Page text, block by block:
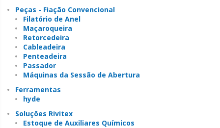
Peças - Fiação Convencional
Filatório de Anel
Maçaroqueira
Retorcedeira
Cableadeira
Penteadeira
Passador
Máquinas da Sessão de Abertura
Ferramentas
hyde
Soluções Rivitex
Estoque de Auxiliares Químicos